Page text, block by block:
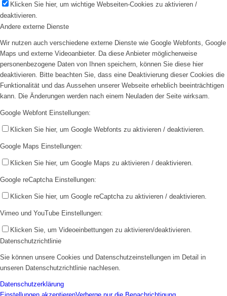
Klicken Sie hier, um wichtige Webseiten-Cookies zu aktivieren /
deaktivieren.
Andere externe Dienste
Wir nutzen auch verschiedene externe Dienste wie Google Webfonts, Google
Maps und externe Videoanbieter. Da diese Anbieter möglicherweise
personenbezogene Daten von Ihnen speichern, können Sie diese hier
deaktivieren. Bitte beachten Sie, dass eine Deaktivierung dieser Cookies die
Funktionalität und das Aussehen unserer Webseite erheblich beeinträchtigen
kann. Die Änderungen werden nach einem Neuladen der Seite wirksam.
Google Webfont Einstellungen:
Klicken Sie hier, um Google Webfonts zu aktivieren / deaktivieren.
Google Maps Einstellungen:
Klicken Sie hier, um Google Maps zu aktivieren / deaktivieren.
Google reCaptcha Einstellungen:
Klicken Sie hier, um Google reCaptcha zu aktivieren / deaktivieren.
Vimeo und YouTube Einstellungen:
Klicken Sie, um Videoeinbettungen zu aktivieren/deaktivieren.
Datenschutzrichtlinie
Sie können unsere Cookies und Datenschutzeinstellungen im Detail in
unseren Datenschutzrichtlinie nachlesen.
Datenschutzerklärung